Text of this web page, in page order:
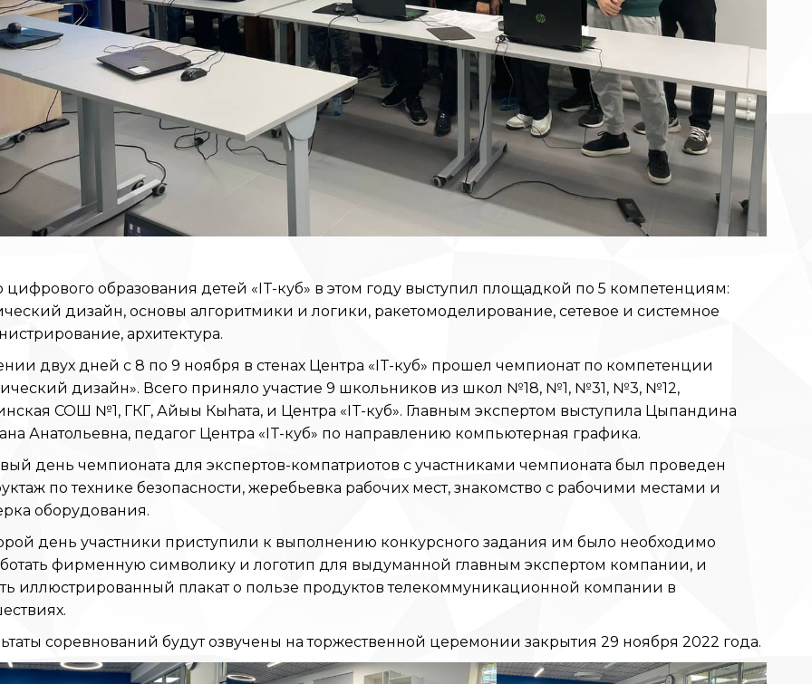
цифрового образования детей «IT-куб» в этом году выступил площадкой по 5 компетенциям:
дизайн, основы алгоритмики и логики, ракетомоделирование, сетевое и системное
архитектура.
двух дней с 8 по 9 ноября в стенах Центра «IT-куб» прошел чемпионат по компетенции
дизайн». Всего приняло участие 9 школьников из школ №18, №1, №31, №3, №12,
СОШ №1, ГКГ, Айыы Кыhата, и Центра «IT-куб». Главным экспертом выступила Цыпандина
Анатольевна, педагог Центра «IT-куб» по направлению компьютерная графика.
день чемпионата для экспертов-компатриотов с участниками чемпионата был проведен
по технике безопасности, жеребьевка рабочих мест, знакомство с рабочими местами и
оборудования.
день участники приступили к выполнению конкурсного задания им было необходимо
фирменную символику и логотип для выдуманной главным экспертом компании, и
иллюстрированный плакат о пользе продуктов телекоммуникационной компании в
соревнований будут озвучены на торжественной церемонии закрытия 29 ноября 2022 года.